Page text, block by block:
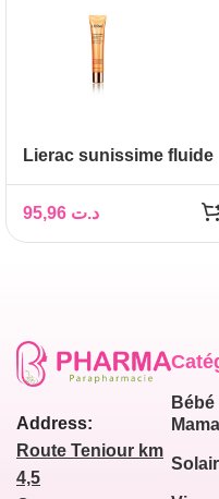
Lierac sunissime fluide
د.ت
Address:
Route Teniour km
4,5
Bébé